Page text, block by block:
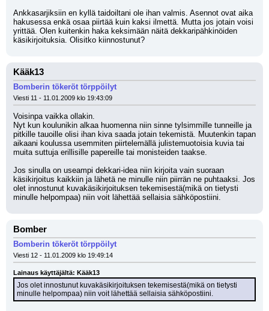
Ankkasarjiksiin en kyllä taidoiltani ole ihan valmis. Asennot ovat aika
hakusessa enkä osaa piirtää kuin kaksi ilmettä. Mutta jos jotain voisi
yrittää. Olen kuitenkin haka keksimään näitä dekkaripähkinöiden
käsikirjoituksia. Olisitko kiinnostunut?
Kääk13
Bomberin tökeröt törppöilyt
Viesti 11 - 11.01.2009 klo 19:43:09
Voisinpa vaikka ollakin.
Nyt kun koulunikin alkaa huomenna niin sinne tylsimmille tunneille ja
pitkille tauoille olisi ihan kiva saada jotain tekemistä. Muutenkin tapan
aikaani koulussa usemmiten piirtelemällä julistemuotoisia kuvia tai
muita suttuja erillisille papereille tai monisteiden taakse.
Jos sinulla on useampi dekkari-idea niin kirjoita vain suoraan
käsikirjoitus kaikkiin ja lähetä ne minulle niin piirrän ne puhtaaksi. Jos
olet innostunut kuvakäsikirjoituksen tekemisestä(mikä on tietysti
minulle helpompaa) niin voit lähettää sellaisia sähköpostiini.
Bomber
Bomberin tökeröt törppöilyt
Viesti 12 - 11.01.2009 klo 19:49:14
Lainaus käyttäjältä: Kääk13
Jos olet innostunut kuvakäsikirjoituksen tekemisestä(mikä on tietysti
minulle helpompaa) niin voit lähettää sellaisia sähköpostiini.